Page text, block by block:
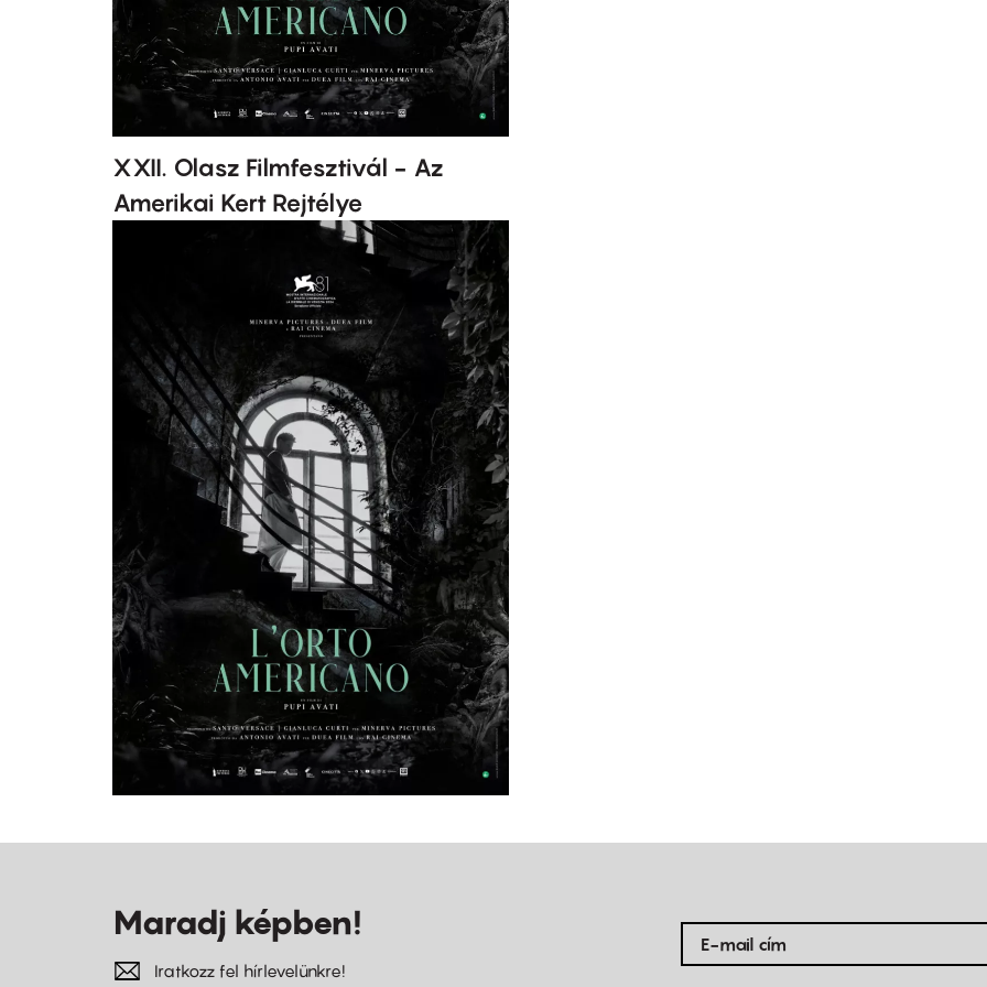
XXII. Olasz Filmfesztivál - Az
Amerikai Kert Rejtélye
Maradj képben!
Iratkozz fel hírlevelünkre!